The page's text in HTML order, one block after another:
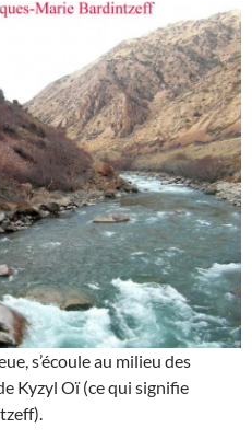
s’écoule au milieu des
Kyzyl Oï (ce qui signifie